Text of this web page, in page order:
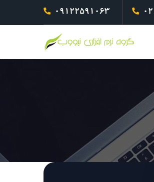
09122591063